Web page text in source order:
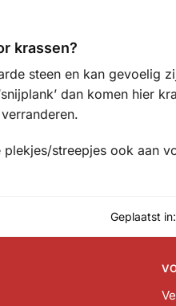
krassen?
steen en kan gevoelig
dan komen hier
plekjes/streepjes ook aan
Geplaatst in: